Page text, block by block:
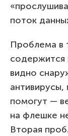
поток
Проблема в
содержится
видно
помогут —
на флешке
Вторая